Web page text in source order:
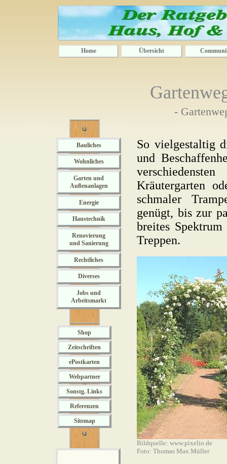
Home Übersicht
-
Bauliches
Wohnliches
Garten und
Außenanlagen
Energie
Haustechnik
Renovierung
und Sanierung
Rechtliches
Diverses
Jobs und
Arbeitsmarkt
Shop
Zeitschriften
ePostkarten
Webpartner
Sonstg. Links
Referenzen
Sitemap
So vielgestaltig
und
Kräutergarten
schmaler
genügt, bis zur
breites
Treppen.
Bildquelle: www.pixelio.de
Foto: Thomas Max Müller